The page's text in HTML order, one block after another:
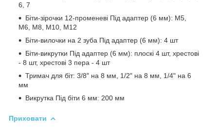
6, 7
Біти-зірочки 12-променеві Під адаптер (6 мм): М5,
М6, М8, М10, М12
Біти-вилочки на 2 зуба Під адаптер (6 мм): 4 шт
Біти-викрутки Під адаптер (6 мм): плоскі 4 шт, хрестові
- 8 шт, хрестові 3 пера - 4 шт
Тримач для біт: 3/8" на 8 мм, 1/2" на 8 мм, 1/4" на 6
мм
Викрутка Під біти 6 мм: 200 мм
Приховати